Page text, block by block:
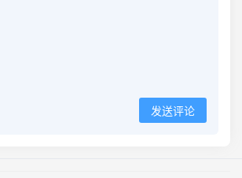
发送评论